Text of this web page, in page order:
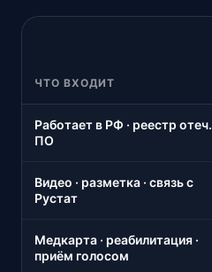
ЧТО ВХОДИТ
Работает в РФ · реестр отеч.
ПО
Видео · разметка · связь с
Рустат
Медкарта · реабилитация ·
приём голосом